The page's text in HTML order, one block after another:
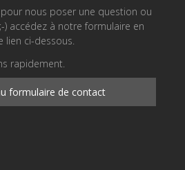
nous poser une question ou
) accédez à notre formulaire en
lien ci-dessous.
rapidement.
formulaire de contact